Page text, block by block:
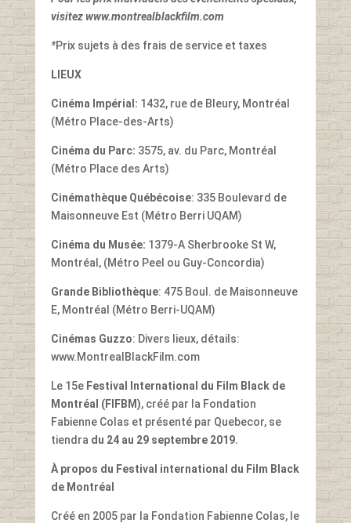
visitez www.montrealblackfilm.com
*Prix sujets à des frais de service et taxes
LIEUX
Cinéma Impérial: 1432, rue de Bleury, Montréal
(Métro Place-des-Arts)
Cinéma du Parc: 3575, av. du Parc, Montréal
(Métro Place des Arts)
Cinémathèque Québécoise: 335 Boulevard de
Maisonneuve Est (Métro Berri UQAM)
Cinéma du Musée: 1379-A Sherbrooke St W,
Montréal, (Métro Peel ou Guy-Concordia)
Grande Bibliothèque: 475 Boul. de Maisonneuve
E, Montréal (Métro Berri-UQAM)
Cinémas Guzzo: Divers lieux, détails:
www.MontrealBlackFilm.com
Le 15e Festival International du Film Black de
Montréal (FIFBM), créé par la Fondation
Fabienne Colas et présenté par Quebecor, se
tiendra du 24 au 29 septembre 2019.
À propos du Festival international du Film Black
de Montréal
Créé en 2005 par la Fondation Fabienne Colas, le